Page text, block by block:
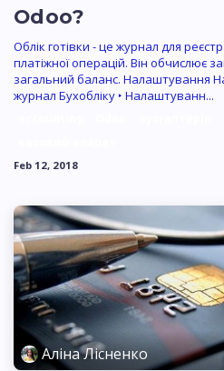
Odoo?
Облік готівки - це журнал для
платіжної операцій. Він обчислює
загальний баланс. Налаштування
журнал Бухобліку ‣ Налаштуванн...
Feb 12, 2018
Аліна Лісненко